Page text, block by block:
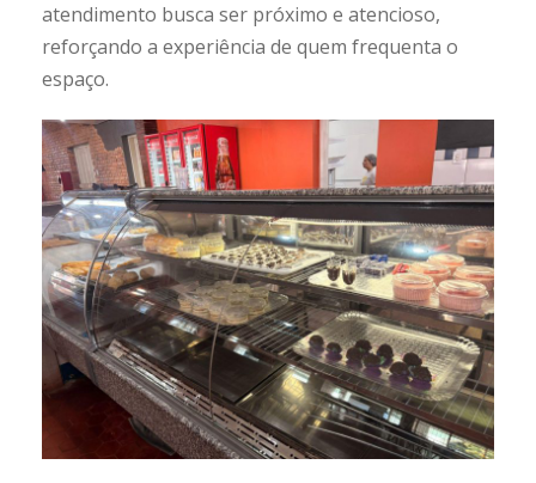
atendimento busca ser próximo e atencioso,
reforçando a experiência de quem frequenta o
espaço.